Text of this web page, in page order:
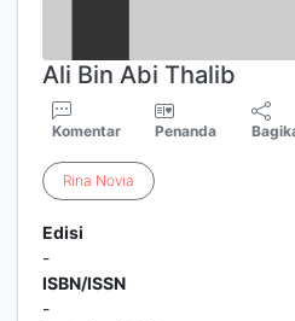
Ali Bin Abi Thalib
Komentar Penanda
Rina Novia
Edisi
-
ISBN/ISSN
-